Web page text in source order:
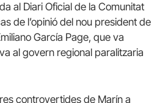
al Diari Oficial de la Comunitat
de l’opinió del nou president de
García Page, que va
al govern regional paralitzaria
controvertides de Marín a